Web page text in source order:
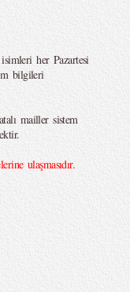
her Pazartesi
bilgileri
mailler sistem
ulaşmasıdır.